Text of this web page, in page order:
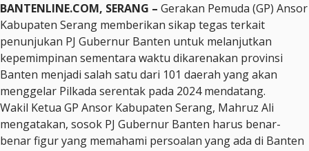
BANTENLINE.COM, SERANG – Gerakan Pemuda (GP) Ansor
Kabupaten Serang memberikan sikap tegas terkait
penunjukan PJ Gubernur Banten untuk melanjutkan
kepemimpinan sementara waktu dikarenakan provinsi
Banten menjadi salah satu dari 101 daerah yang akan
menggelar Pilkada serentak pada 2024 mendatang.
Wakil Ketua GP Ansor Kabupaten Serang, Mahruz Ali
mengatakan, sosok PJ Gubernur Banten harus benar-
benar figur yang memahami persoalan yang ada di Banten